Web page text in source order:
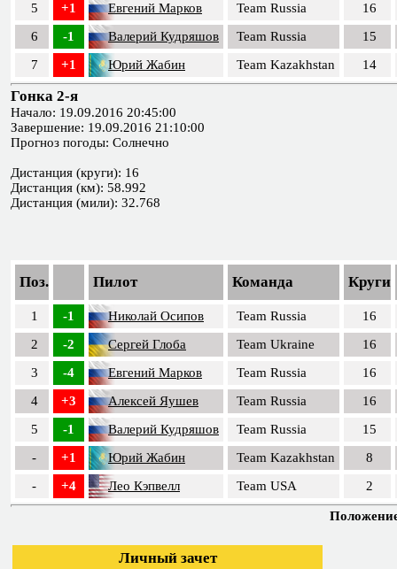
5
+1 Евгений Марков Team Russia
16
6
-1 Валерий Кудряшов Team Russia
15
7
+1 Юрий Жабин Team Kazakhstan 14
Гонка 2-я
Начало: 19.09.2016 20:45:00
Завершение: 19.09.2016 21:10:00
Прогноз погоды: Солнечно
Дистанция (круги): 16
Дистанция (км): 58.992
Дистанция (мили): 32.768
Поз. Пилот Команда Круги
1 -1 Николай Осипов Team Russia
16
2
-2 Сергей Глоба Team Ukraine
16
3
-4 Евгений Марков Team Russia
16
4
+3 Алексей Яушев Team Russia
16
5
-1 Валерий Кудряшов Team Russia
15
-
+1 Юрий Жабин Team Kazakhstan
8
-
+4 Лео Кэпвелл Team USA 2
Положение
Личный зачет